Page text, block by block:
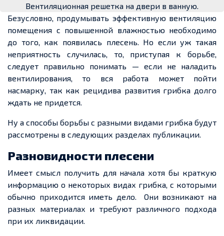
Вентиляционная решетка на двери в ванную.
Безусловно, продумывать эффективную вентиляцию
помещения с повышенной влажностью необходимо
до того, как появилась плесень. Но если уж такая
неприятность случилась, то, приступая к борьбе,
следует правильно понимать — если не наладить
вентилирования, то вся работа может пойти
насмарку, так как рецидива развития грибка долго
ждать не придется.
Ну а способы борьбы с разными видами грибка будут
рассмотрены в следующих разделах публикации.
Разновидности плесени
Имеет смысл получить для начала хотя бы краткую
информацию о некоторых видах грибка, с которыми
обычно приходится иметь дело. Они возникают на
разных материалах и требуют различного подхода
при их ликвидации.